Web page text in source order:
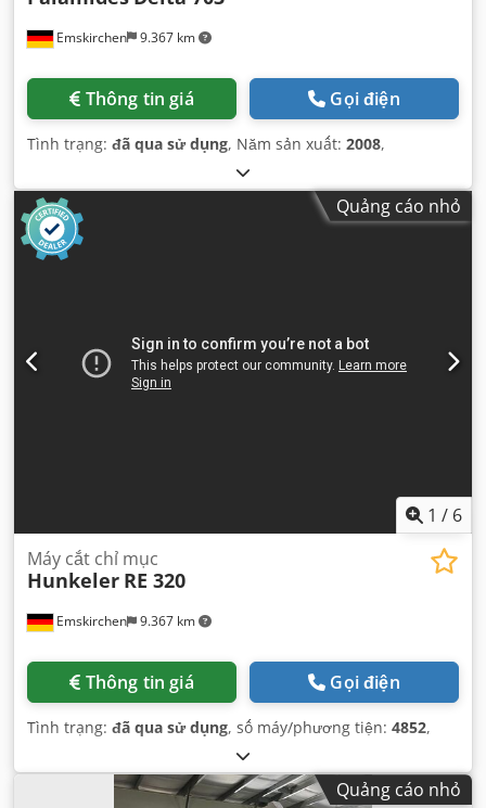
Emskirchen 9.367 km
Thông tin giá Gọi điện
Tình trạng: đã qua sử dụng, Năm sản xuất: 2008,
Quảng cáo nhỏ
1 / 6
Emskirchen 9.367 km
Máy cắt chỉ mục
Hunkeler RE 320
Thông tin giá Gọi điện
Tình trạng: đã qua sử dụng, số máy/phương tiện: 4852,
Quảng cáo nhỏ